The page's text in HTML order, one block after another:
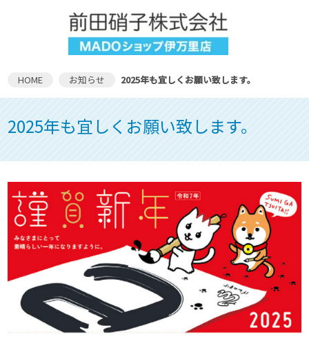
HOME お知らせ 2025年も宜しくお願い致します。
2025年も宜しくお願い致します。